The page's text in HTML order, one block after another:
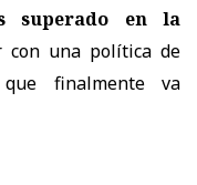
superado en la
con una política de
finalmente va